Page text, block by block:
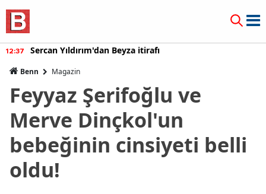
12:20 Burcu Özberk geri döndü!
Benn Magazin
Feyyaz Şerifoğlu ve
Merve Dinçkol'un
bebeğinin cinsiyeti belli
oldu!